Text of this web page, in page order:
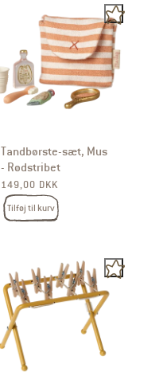
Tandbørste-sæt, Mus
- Rødstribet
Normalpris
149,00 DKK
Tilføj til kurv